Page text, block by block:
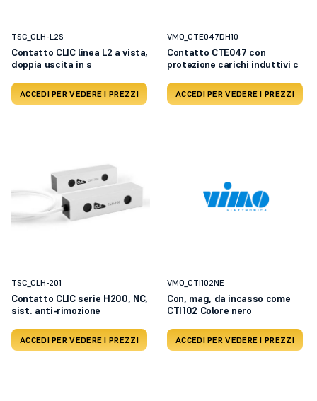
TSC_CLH-L2S
Contatto CLIC linea L2 a vista,
doppia uscita in s
ACCEDI PER VEDERE I PREZZI
VMO_CTE047DH10
Contatto CTE047 con
protezione carichi induttivi c
ACCEDI PER VEDERE I PREZZI
TSC_CLH-201
Contatto CLIC serie H200, NC,
sist. anti-rimozione
ACCEDI PER VEDERE I PREZZI
VMO_CTI102NE
Con, mag, da incasso come
CTI102 Colore nero
ACCEDI PER VEDERE I PREZZI